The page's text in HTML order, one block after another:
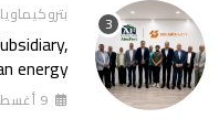
energy
with
9 أغسطس، 2026